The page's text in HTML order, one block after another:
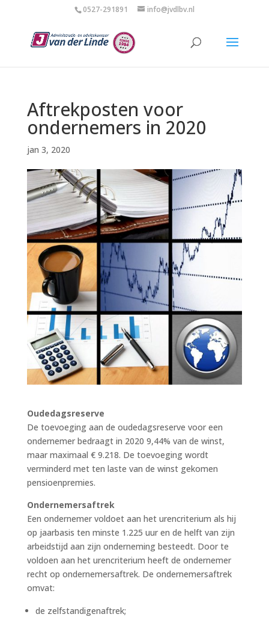
0527-291891 info@jvdlbv.nl
Aftrekposten voor
ondernemers in 2020
jan 3, 2020
Oudedagsreserve
De toevoeging aan de oudedagsreserve voor een
ondernemer bedraagt in 2020 9,44% van de winst,
maar maximaal € 9.218. De toevoeging wordt
verminderd met ten laste van de winst gekomen
pensioenpremies.
Ondernemersaftrek
Een ondernemer voldoet aan het urencriterium als hij
op jaarbasis ten minste 1.225 uur en de helft van zijn
arbeidstijd aan zijn onderneming besteedt. Door te
voldoen aan het urencriterium heeft de ondernemer
recht op ondernemersaftrek. De ondernemersaftrek
omvat:
de zelfstandigenaftrek;